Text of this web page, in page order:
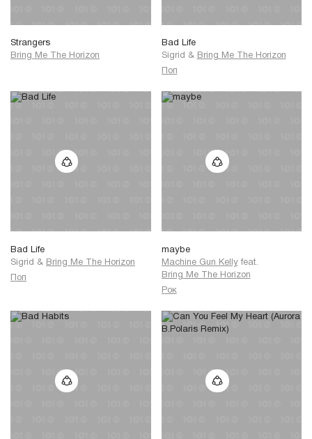
Strangers
Bring Me The Horizon
Bad Life
Sigrid & Bring Me The Horizon
Поп
Bad Life
Sigrid & Bring Me The Horizon
Поп
maybe
Machine Gun Kelly feat.
Bring Me The Horizon
Рок